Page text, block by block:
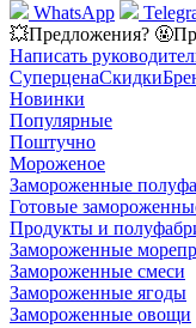
WhatsApp
💥Предложения?
Написать
СуперценаСкидки
Новинки
Популярные
Поштучно
Мороженое
Замороженные
Готовые
Продукты и
Замороженные
Замороженные смеси
Замороженные ягоды
Замороженные овощи